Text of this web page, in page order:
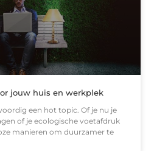
jouw huis en werkplek
een hot topic. Of je nu je
of je ecologische voetafdruk
manieren om duurzamer te